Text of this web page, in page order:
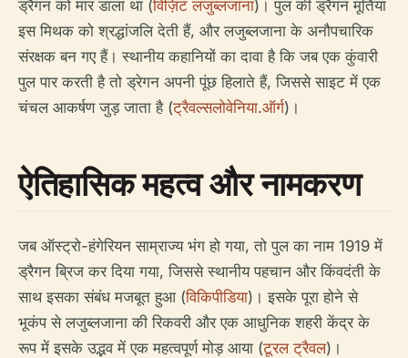
ड्रैगन को मार डाला था (विज़िट लजुब्लजाना)। पुल की ड्रैगन मूर्तियां
इस मिथक को श्रद्धांजलि देती हैं, और लजुब्लजाना के अनौपचारिक
संरक्षक बन गए हैं। स्थानीय कहानियों का दावा है कि जब एक कुंवारी
पुल पार करती है तो ड्रेगन अपनी पूंछ हिलाते हैं, जिससे साइट में एक
चंचल आकर्षण जुड़ जाता है (ट्रैवल्सलोवेनिया.ऑर्ग)।
ऐतिहासिक महत्व और नामकरण
जब ऑस्ट्रो-हंगेरियन साम्राज्य भंग हो गया, तो पुल का नाम 1919 में
ड्रैगन ब्रिज कर दिया गया, जिससे स्थानीय पहचान और किंवदंती के
साथ इसका संबंध मजबूत हुआ (विकिपीडिया)। इसके पूरा होने से
भूकंप से लजुब्लजाना की रिकवरी और एक आधुनिक शहरी केंद्र के
रूप में इसके उद्भव में एक महत्वपूर्ण मोड़ आया (टूरल ट्रैवल)।